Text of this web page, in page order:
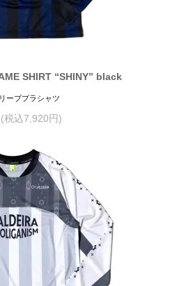
SHIRT “SHINY” black
ーブプラシャツ
税込7,920円)